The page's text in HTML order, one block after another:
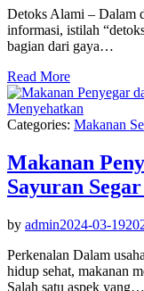
Detoks Alami – Dalam
informasi, istilah
bagian dari gaya…
Read More
Categories: Makanan
Makanan
Sayuran
by admin2024-03-19
Perkenalan Dalam
hidup sehat, makanan
Salah satu aspek yang…